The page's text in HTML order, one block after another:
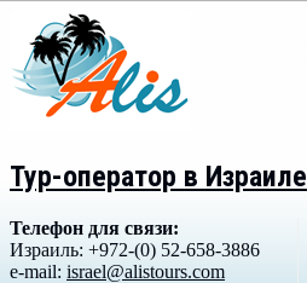
Тур-оператор в Израиле
Телефон для связи:
Израиль: +972-(0) 52-658-3886
e-mail: israel@alistours.com